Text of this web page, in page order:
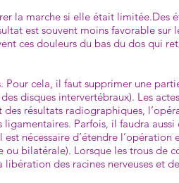
la marche si elle était limitée.Des
est souvent moins favorable sur
ces douleurs du bas du dos qui
cela, il faut supprimer une
disques in­tervertébraux). Les
résultats radiographiques,
ligamentaires. Parfois, il faudra
nécessaire d’étendre l’opération
bilatérale). Lorsque les trous de
des racines nerveuses et